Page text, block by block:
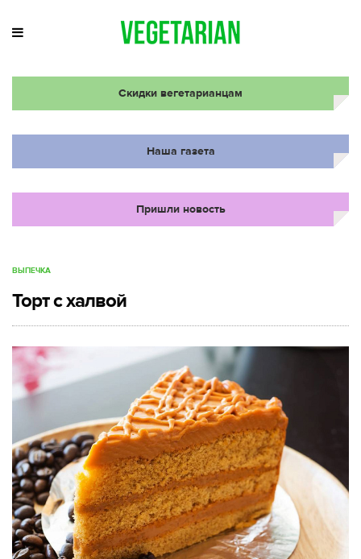
Скидки вегетарианцам
Наша газета
Пришли новость
ВЫПЕЧКА
Торт с халвой